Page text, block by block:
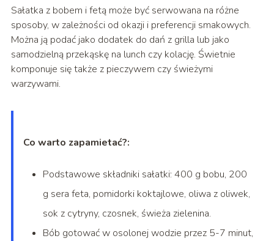
Sałatka z bobem i fetą może być serwowana na różne
sposoby, w zależności od okazji i preferencji smakowych.
Można ją podać jako dodatek do dań z grilla lub jako
samodzielną przekąskę na lunch czy kolację. Świetnie
komponuje się także z pieczywem czy świeżymi
warzywami.
Co warto zapamietać?:
Podstawowe składniki sałatki: 400 g bobu, 200
g sera feta, pomidorki koktajlowe, oliwa z oliwek,
sok z cytryny, czosnek, świeża zielenina.
Bób gotować w osolonej wodzie przez 5-7 minut,